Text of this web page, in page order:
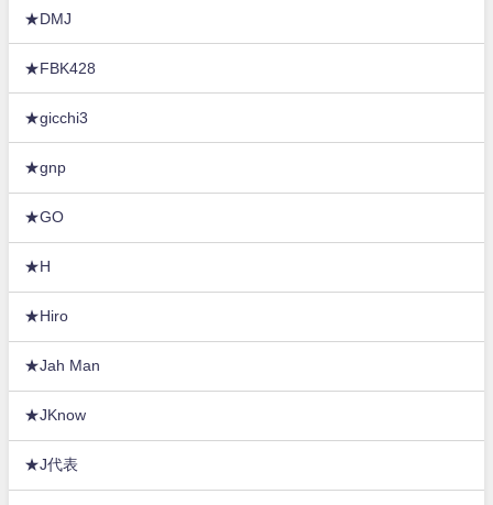
★DMJ
★FBK428
★gicchi3
★gnp
★GO
★H
★Hiro
★Jah Man
★JKnow
★J代表